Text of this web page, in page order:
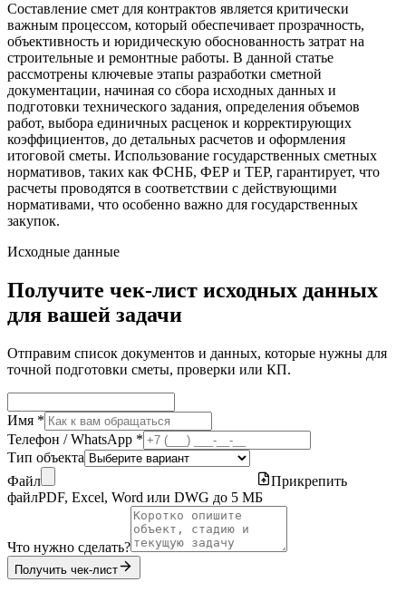
Составление смет для контрактов является критически
важным процессом, который обеспечивает прозрачность,
объективность и юридическую обоснованность затрат на
строительные и ремонтные работы. В данной статье
рассмотрены ключевые этапы разработки сметной
документации, начиная со сбора исходных данных и
подготовки технического задания, определения объемов
работ, выбора единичных расценок и корректирующих
коэффициентов, до детальных расчетов и оформления
итоговой сметы. Использование государственных сметных
нормативов, таких как ФСНБ, ФЕР и ТЕР, гарантирует, что
расчеты проводятся в соответствии с действующими
нормативами, что особенно важно для государственных
закупок.
Исходные данные
Получите чек-лист исходных данных
для вашей задачи
Отправим список документов и данных, которые нужны для
точной подготовки сметы, проверки или КП.
Имя *
Телефон / WhatsApp *
Тип объекта
Файл
Прикрепить
файлPDF, Excel, Word или DWG до 5 МБ
Что нужно сделать?
Получить чек-лист